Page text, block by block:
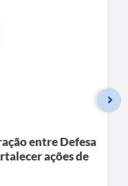
entre Defesa
ações de